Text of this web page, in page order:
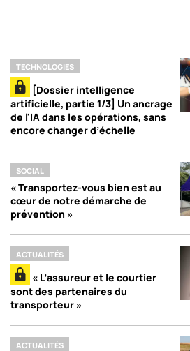
TECHNOLOGIES
[Dossier intelligence
artificielle, partie 1/3] Un ancrage
de l'IA dans les opérations, sans
encore changer d’échelle
SOCIAL
« Transportez-vous bien est au
cœur de notre démarche de
prévention »
ACTUALITÉS
« L’assureur et le courtier
sont des partenaires du
transporteur »
ACTUALITÉS